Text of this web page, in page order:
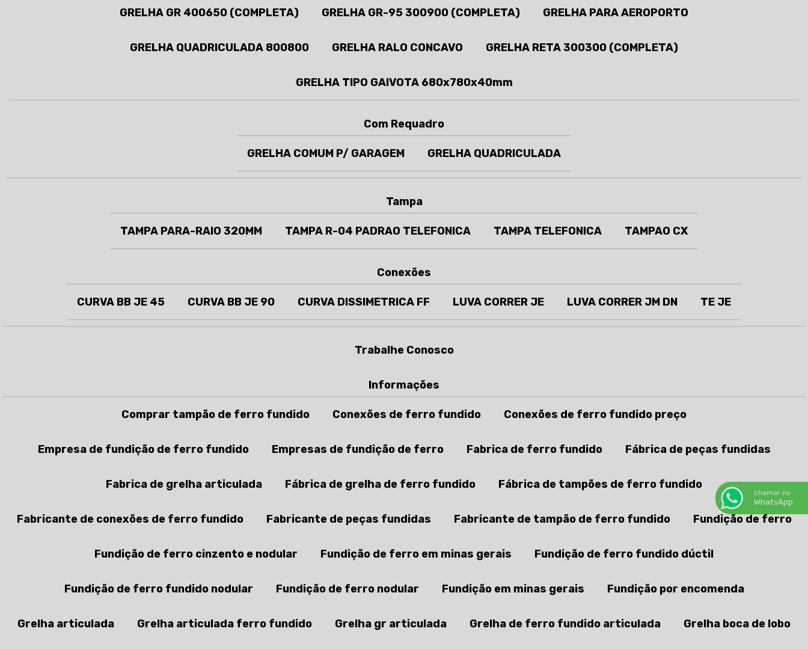
GRELHA GR 400650 (COMPLETA) GRELHA GR-95 300900 (COMPLETA) GRELHA PARA AEROPORTO
GRELHA QUADRICULADA 800800 GRELHA RALO CONCAVO GRELHA RETA 300300 (COMPLETA)
GRELHA TIPO GAIVOTA 680x780x40mm
Com Requadro
GRELHA COMUM P/ GARAGEM GRELHA QUADRICULADA
Tampa
TAMPA PARA-RAIO 320MM TAMPA R-04 PADRAO TELEFONICA TAMPA TELEFONICA TAMPAO CX
Conexões
CURVA BB JE 45 CURVA BB JE 90 CURVA DISSIMETRICA FF LUVA CORRER JE LUVA CORRER JM DN TE JE
Trabalhe Conosco
Informações
Comprar tampão de ferro fundido Conexões de ferro fundido Conexões de ferro fundido preço
Empresa de fundição de ferro fundido Empresas de fundição de ferro Fabrica de ferro fundido Fábrica de peças fundidas
Fabrica de grelha articulada Fábrica de grelha de ferro fundido Fábrica de tampões de ferro fundido
Fabricante de conexões de ferro fundido Fabricante de peças fundidas Fabricante de tampão de ferro fundido Fundição de ferro
Fundição de ferro cinzento e nodular Fundição de ferro em minas gerais Fundição de ferro fundido dúctil
Fundição de ferro fundido nodular Fundição de ferro nodular Fundição em minas gerais Fundição por encomenda
Grelha articulada Grelha articulada ferro fundido Grelha gr articulada Grelha de ferro fundido articulada Grelha boca de lobo
chamar no
WhatsApp